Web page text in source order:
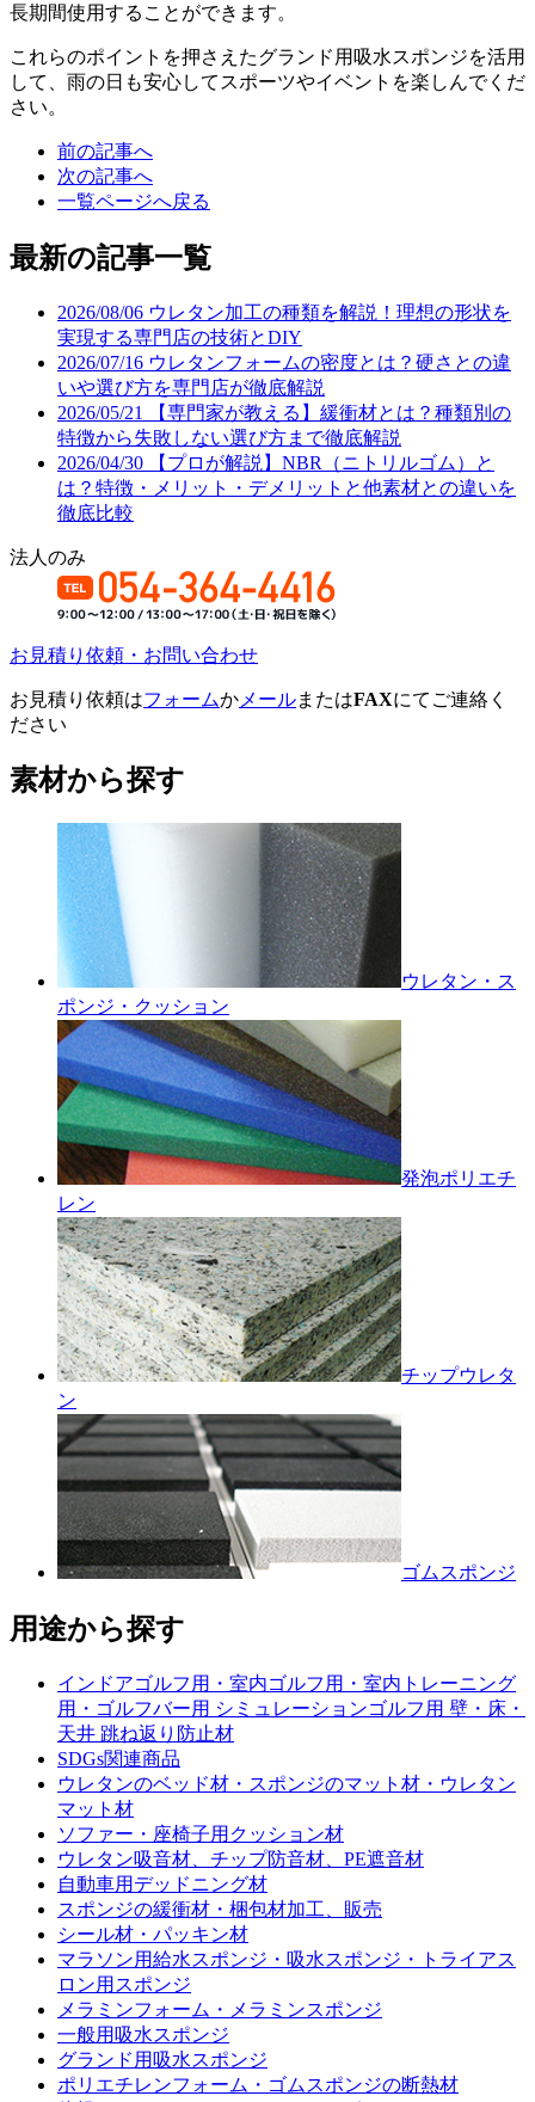
長期間使用することができます。
これらのポイントを押さえたグランド用吸水スポンジを活用
して、雨の日も安心してスポーツやイベントを楽しんでくだ
さい。
前の記事へ
次の記事へ
一覧ページへ戻る
最新の記事一覧
2026/08/06 ウレタン加工の種類を解説！理想の形状を
実現する専門店の技術とDIY
2026/07/16 ウレタンフォームの密度とは？硬さとの違
いや選び方を専門店が徹底解説
2026/05/21
【専門家が教える】緩衝材とは？種類別の
特徴から失敗しない選び方まで徹底解説
2026/04/30
【プロが解説】NBR（ニトリルゴム）と
は？特徴・メリット・デメリットと他素材との違いを
徹底比較
法人のみ
お見積り依頼・お問い合わせ
お見積り依頼はフォームか メールまたはFAXにてご連絡く
ださい
素材から探す
ウレタン・ス
ポンジ・クッション
発泡ポリエチ
レン
チップウレタ
ン
ゴムスポンジ
用途から探す
インドアゴルフ用・室内ゴルフ用・室内トレーニング
用・ゴルフバー用 シミュレーションゴルフ用 壁・床・
天井 跳ね返り防止材
SDGs関連商品
ウレタンのベッド材・スポンジのマット材・ウレタン
マット材
ソファー・座椅子用クッション材
ウレタン吸音材、チップ防音材、PE遮音材
自動車用デッドニング材
スポンジの緩衝材・梱包材加工、販売
シール材・パッキン材
マラソン用給水スポンジ・吸水スポンジ・トライアス
ロン用スポンジ
メラミンフォーム・メラミンスポンジ
一般用吸水スポンジ
グランド用吸水スポンジ
ポリエチレンフォーム・ゴムスポンジの断熱材